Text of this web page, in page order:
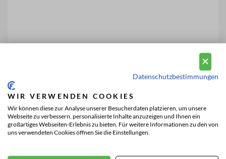
Datenschutzbestimmungen
WIR VERWENDEN COOKIES
Wir können diese zur Analyse unserer Besucherdaten platzieren, um unsere
Webseite zu verbessern, personalisierte Inhalte anzuzeigen und Ihnen ein
großartiges Webseiten-Erlebnis zu bieten. Für weitere Informationen zu den von
uns verwendeten Cookies öffnen Sie die Einstellungen.